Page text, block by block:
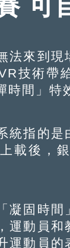
來到現
技術帶
間」特
指的是
載後，
固時間
運動員
運動員